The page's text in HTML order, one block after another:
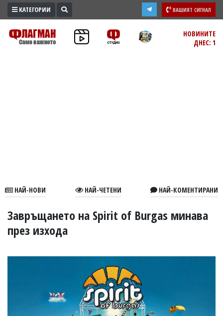
ПРОМО
ЗОНА
В
УКРАЙНА
СПОРТ
РАЗСЛЕДВАНЕ
КАТЕГОРИИ ВАШИЯТ СИГНАЛ
НОВИНИТЕ
ДНЕС: 1
НАЙ-НОВИ НАЙ-ЧЕТЕНИ НАЙ-КОМЕНТИРАНИ
Завръщането на Spirit of Burgas минава
през изхода